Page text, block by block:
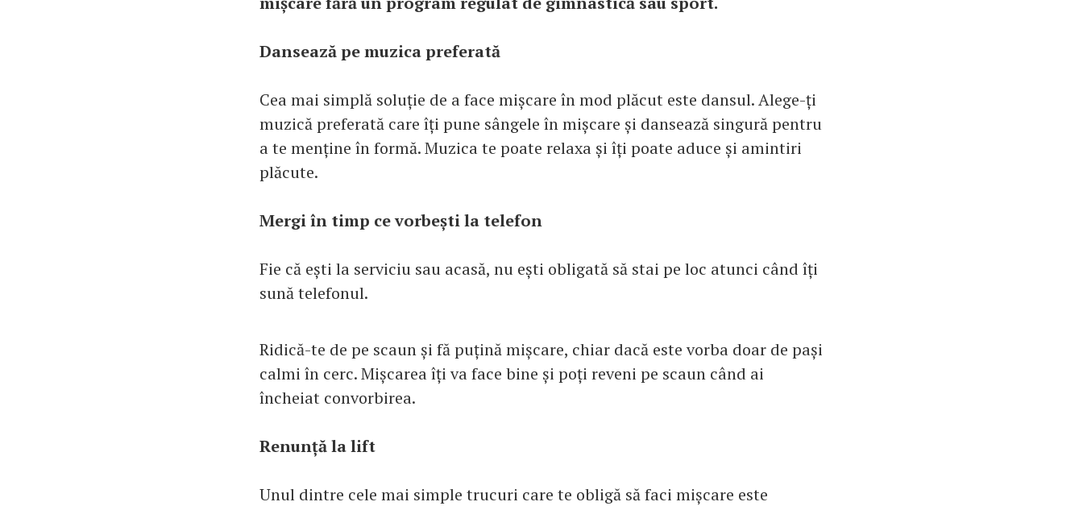
Dansează pe muzica preferată
Cea mai simplă soluție de a face mișcare în mod plăcut este dansul. Alege-ți
muzică preferată care îți pune sângele în mișcare și dansează singură pentru
a te menține în formă. Muzica te poate relaxa și îți poate aduce și amintiri
plăcute.
Mergi în timp ce vorbești la telefon
Fie că ești la serviciu sau acasă, nu ești obligată să stai pe loc atunci când îți
sună telefonul.
Ridică-te de pe scaun și fă puțină mișcare, chiar dacă este vorba doar de pași
calmi în cerc. Mișcarea îți va face bine și poți reveni pe scaun când ai
încheiat convorbirea.
Renunță la lift
Unul dintre cele mai simple trucuri care te obligă să faci mișcare este